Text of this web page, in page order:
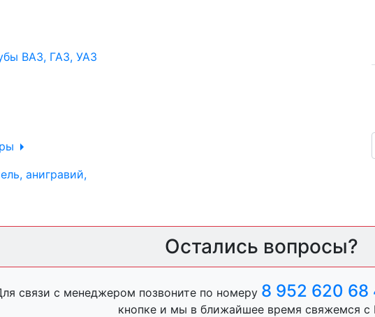
ВАЗ, ГАЗ, УАЗ
анигравий,
анигравий,
антигравий,
Остались вопросы?
связи с менеджером позвоните по номеру 8 952 620 68
кнопке и мы в ближайшее время свяжемся с